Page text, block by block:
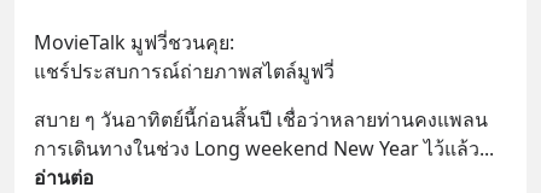
MovieTalk มูฟวี่ชวนคุย:
แชร์ประสบการณ์ถ่ายภาพสไตล์มูฟวี่
สบาย ๆ วันอาทิตย์นี้ก่อนสิ้นปี เชื่อว่าหลายท่านคงแพลน
การเดินทางในช่วง Long weekend New Year ไว้แล้ว
อ่านต่อ